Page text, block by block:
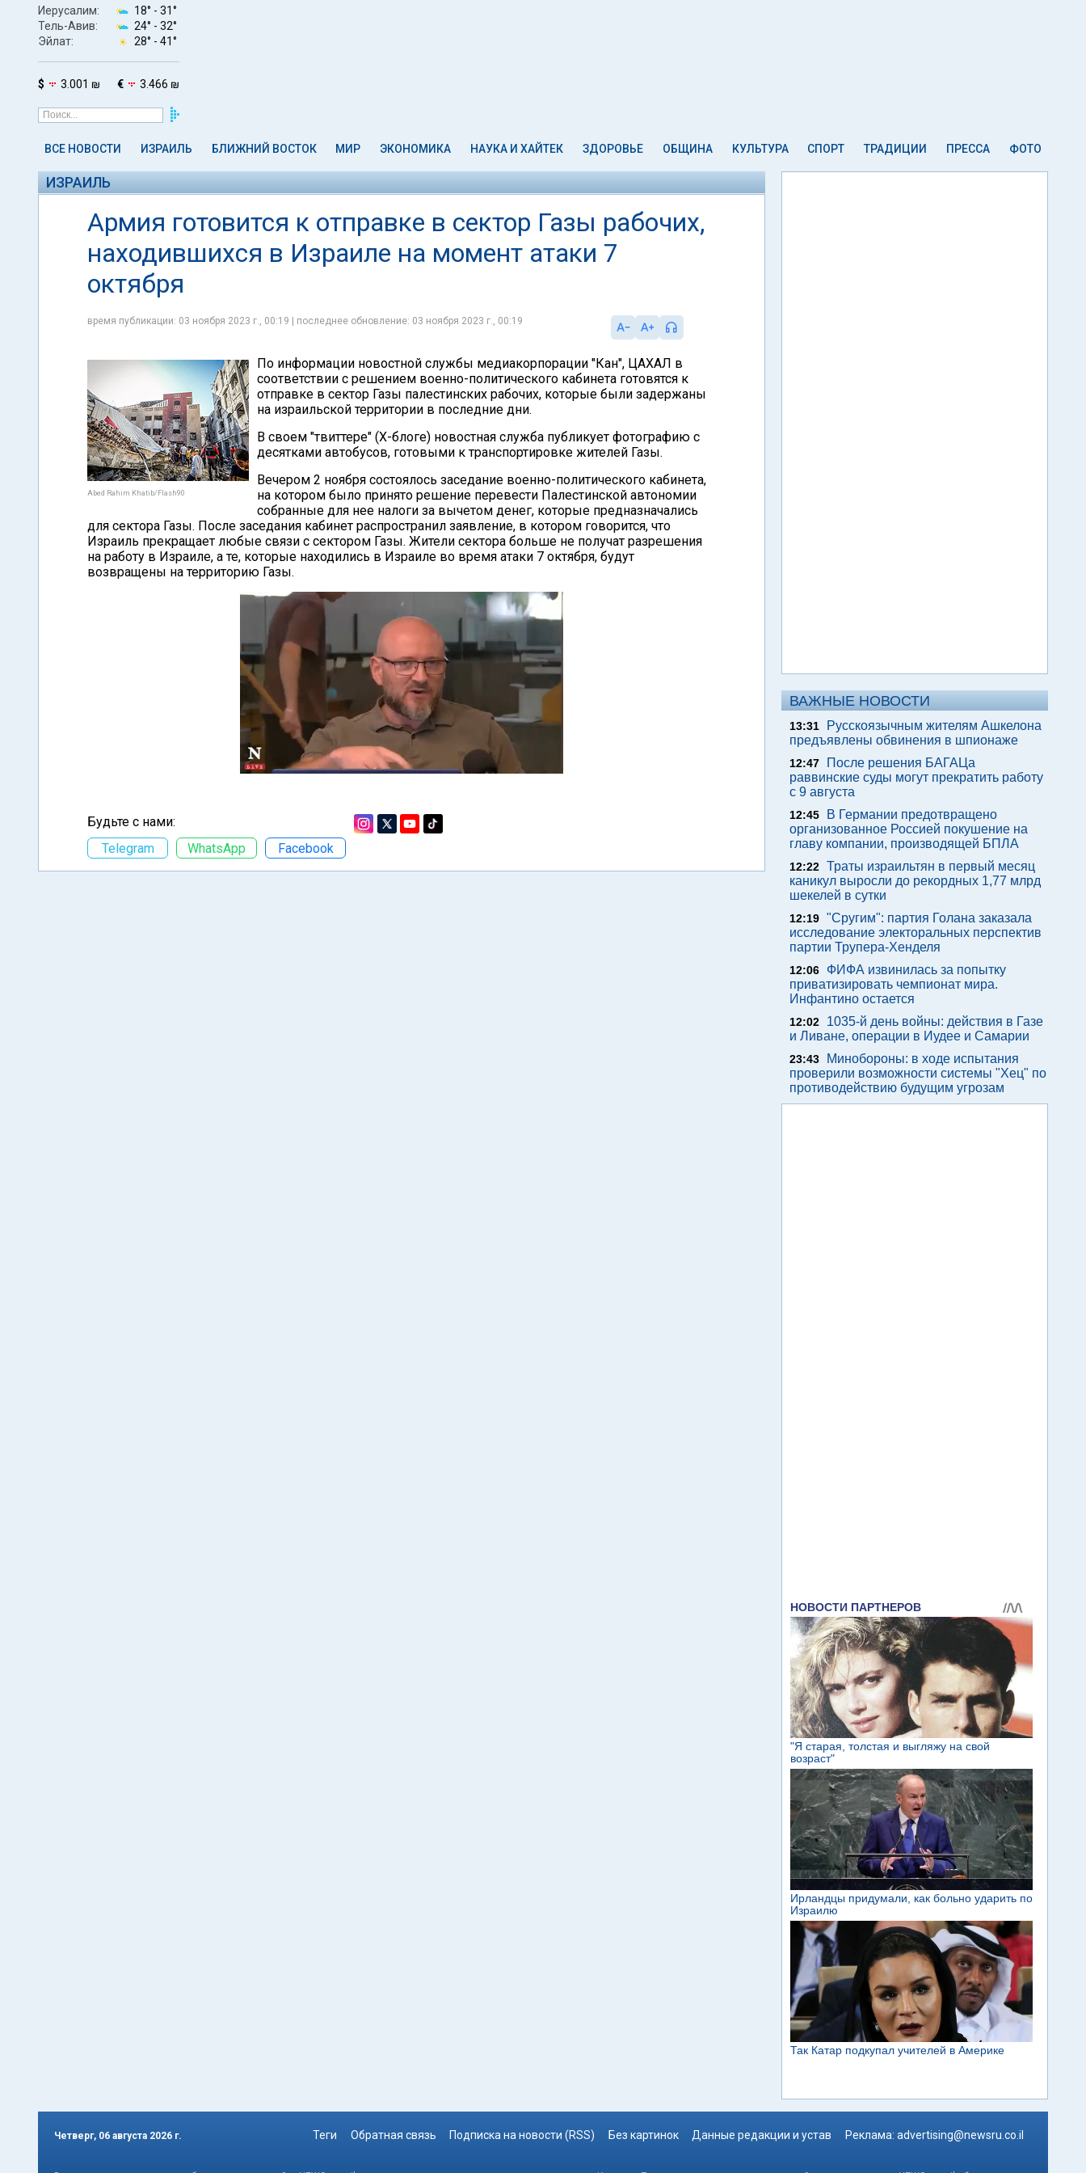
Иерусалим: 18° - 31°
Тель-Авив:
24° - 32°
Эйлат:
28° - 41°
$ 3.001 ₪ € 3.466 ₪
ВСЕ НОВОСТИ ИЗРАИЛЬ БЛИЖНИЙ ВОСТОК МИР ЭКОНОМИКА НАУКА И ХАЙТЕК ЗДОРОВЬЕ ОБЩИНА КУЛЬТУРА СПОРТ ТРАДИЦИИ ПРЕССА ФОТО
ИЗРАИЛЬ
Армия готовится к отправке в сектор Газы рабочих,
находившихся в Израиле на момент атаки 7
октября
время публикации: 03 ноября 2023 г., 00:19 | последнее обновление: 03 ноября 2023 г., 00:19
Abed Rahim Khatib/Flash90
По информации новостной службы медиакорпорации "Кан", ЦАХАЛ в
соответствии с решением военно-политического кабинета готовятся к
отправке в сектор Газы палестинских рабочих, которые были задержаны
на израильской территории в последние дни.
В своем "твиттере" (X-блоге) новостная служба публикует фотографию с
десятками автобусов, готовыми к транспортировке жителей Газы.
Вечером 2 ноября состоялось заседание военно-политического кабинета,
на котором было принято решение перевести Палестинской автономии
собранные для нее налоги за вычетом денег, которые предназначались
для сектора Газы. После заседания кабинет распространил заявление, в котором говорится, что
Израиль прекращает любые связи с сектором Газы. Жители сектора больше не получат разрешения
на работу в Израиле, а те, которые находились в Израиле во время атаки 7 октября, будут
возвращены на территорию Газы.
Будьте с нами:
Telegram
WhatsApp Facebook
ВАЖНЫЕ НОВОСТИ
13:31
Русскоязычным жителям Ашкелона
предъявлены обвинения в шпионаже
12:47
После решения БАГАЦа
раввинские суды могут прекратить работу
с 9 августа
12:45
В Германии предотвращено
организованное Россией покушение на
главу компании, производящей БПЛА
12:22 Траты израильтян в первый месяц
каникул выросли до рекордных 1,77 млрд
шекелей в сутки
12:19 "Сругим": партия Голана заказала
исследование электоральных перспектив
партии Трупера-Хенделя
12:06
ФИФА извинилась за попытку
приватизировать чемпионат мира.
Инфантино остается
12:02
1035-й день войны: действия в Газе
и Ливане, операции в Иудее и Самарии
23:43
Минобороны: в ходе испытания
проверили возможности системы "Хец" по
противодействию будущим угрозам
Четверг, 06 августа 2026 г. Теги Обратная связь Подписка на новости (RSS) Без картинок Данные редакции и устав Реклама: advertising@newsru.co.il